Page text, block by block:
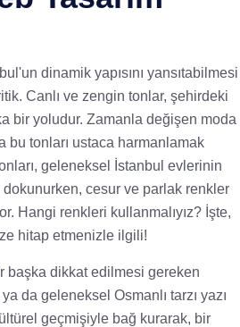
dinamik yapısını yansıtabilmesi
Canlı ve zengin tonlar, şehirdeki
bir yoludur. Zamanla değişen moda
bu tonları ustaca harmanlamak
geleneksel İstanbul evlerinin
cesur ve parlak renkler
Hangi renkleri kullanmalıyız? İşte,
hitap etmenizle ilgili!
başka dikkat edilmesi gereken
da geleneksel Osmanlı tarzı yazı
geçmişiyle bağ kurarak, bir